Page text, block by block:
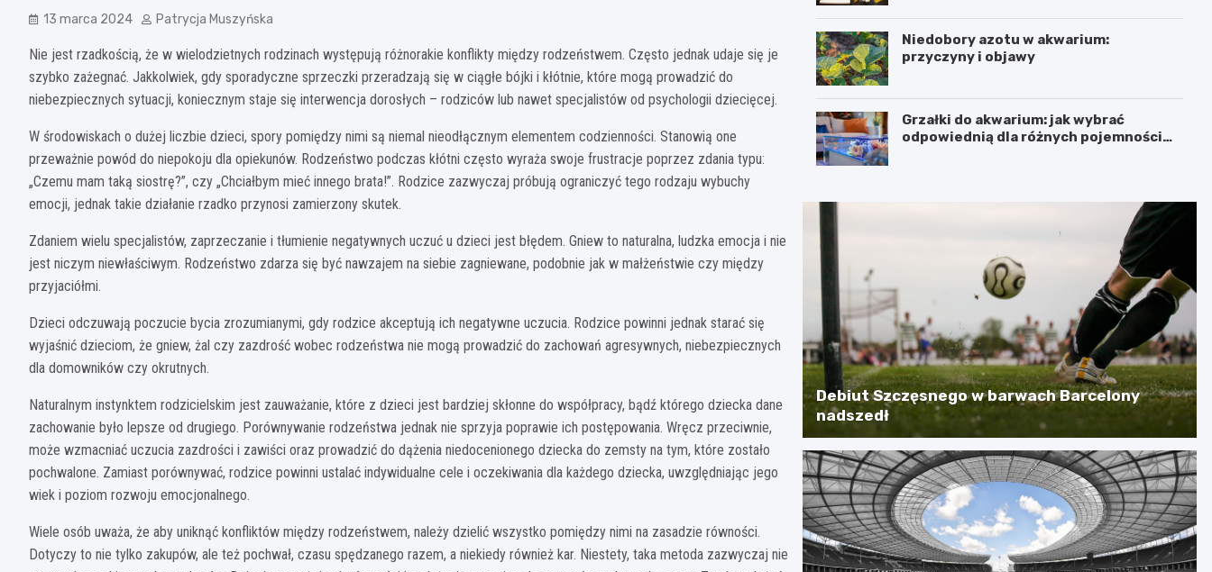
13 marca 2024 Patrycja Muszyńska
Nie jest rzadkością, że w wielodzietnych rodzinach występują różnorakie konflikty między rodzeństwem. Często jednak udaje się je
szybko zażegnać. Jakkolwiek, gdy sporadyczne sprzeczki przeradzają się w ciągłe bójki i kłótnie, które mogą prowadzić do
niebezpiecznych sytuacji, koniecznym staje się interwencja dorosłych – rodziców lub nawet specjalistów od psychologii dziecięcej.
W środowiskach o dużej liczbie dzieci, spory pomiędzy nimi są niemal nieodłącznym elementem codzienności. Stanowią one
przeważnie powód do niepokoju dla opiekunów. Rodzeństwo podczas kłótni często wyraża swoje frustracje poprzez zdania typu:
„Czemu mam taką siostrę?”, czy „Chciałbym mieć innego brata!”. Rodzice zazwyczaj próbują ograniczyć tego rodzaju wybuchy
emocji, jednak takie działanie rzadko przynosi zamierzony skutek.
Zdaniem wielu specjalistów, zaprzeczanie i tłumienie negatywnych uczuć u dzieci jest błędem. Gniew to naturalna, ludzka emocja i nie
jest niczym niewłaściwym. Rodzeństwo zdarza się być nawzajem na siebie zagniewane, podobnie jak w małżeństwie czy między
przyjaciółmi.
Dzieci odczuwają poczucie bycia zrozumianymi, gdy rodzice akceptują ich negatywne uczucia. Rodzice powinni jednak starać się
wyjaśnić dzieciom, że gniew, żal czy zazdrość wobec rodzeństwa nie mogą prowadzić do zachowań agresywnych, niebezpiecznych
dla domowników czy okrutnych.
Naturalnym instynktem rodzicielskim jest zauważanie, które z dzieci jest bardziej skłonne do współpracy, bądź którego dziecka dane
zachowanie było lepsze od drugiego. Porównywanie rodzeństwa jednak nie sprzyja poprawie ich postępowania. Wręcz przeciwnie,
może wzmacniać uczucia zazdrości i zawiści oraz prowadzić do dążenia niedocenionego dziecka do zemsty na tym, które zostało
pochwalone. Zamiast porównywać, rodzice powinni ustalać indywidualne cele i oczekiwania dla każdego dziecka, uwzględniając jego
wiek i poziom rozwoju emocjonalnego.
Wiele osób uważa, że aby uniknąć konfliktów między rodzeństwem, należy dzielić wszystko pomiędzy nimi na zasadzie równości.
Dotyczy to nie tylko zakupów, ale też pochwał, czasu spędzanego razem, a niekiedy również kar. Niestety, taka metoda zazwyczaj nie
Niedobory azotu w akwarium:
przyczyny i objawy
Grzałki do akwarium: jak wybrać
odpowiednią dla różnych pojemności
Debiut Szczęsnego w barwach Barcelony
nadszedł